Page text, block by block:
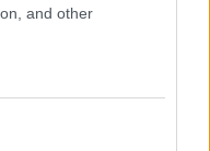
and other
είναι ότι λίγα
το δούμε.